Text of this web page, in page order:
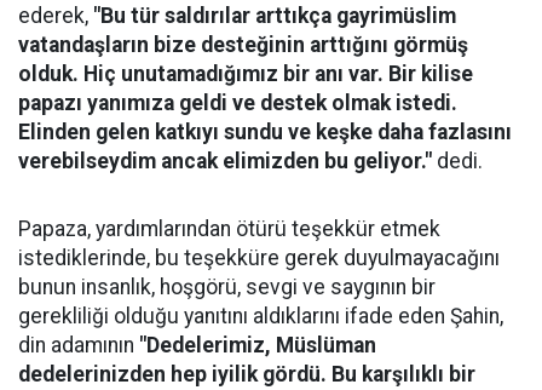
ederek, "Bu tür saldırılar arttıkça gayrimüslim
vatandaşların bize desteğinin arttığını görmüş
olduk. Hiç unutamadığımız bir anı var. Bir kilise
papazı yanımıza geldi ve destek olmak istedi.
Elinden gelen katkıyı sundu ve keşke daha fazlasını
verebilseydim ancak elimizden bu geliyor." dedi.
Papaza, yardımlarından ötürü teşekkür etmek
istediklerinde, bu teşekküre gerek duyulmayacağını
bunun insanlık, hoşgörü, sevgi ve saygının bir
gerekliliği olduğu yanıtını aldıklarını ifade eden Şahin,
din adamının "Dedelerimiz, Müslüman
dedelerinizden hep iyilik gördü. Bu karşılıklı bir